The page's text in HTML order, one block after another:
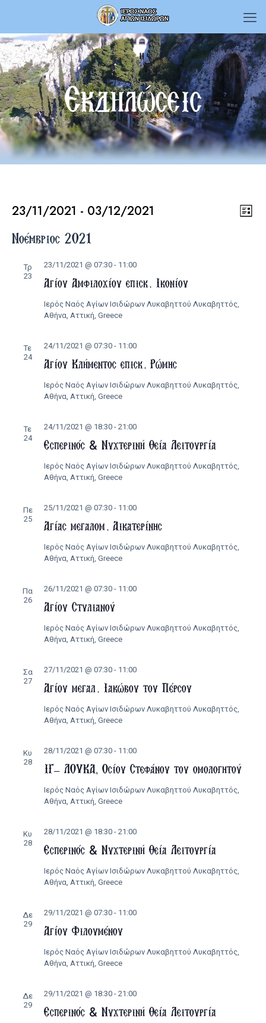
Εκδηλώσεις
Εκδηλώσεις List
23/11/2021 - 03/12/2021
date.
Νοέμβριος 2021
Τρ
23
Αγίου Αμφιλοχίου επισκ. Ικονίου
23/11/2021 @ 07:30- 11:00
Ιερός Ναός Αγίων Ισιδώρων Λυκαβηττού Λυκαβηττός,
Αθήνα, Αττική, Greece
Τε
24
Αγίου Κλήμεντος επισκ. Ρώμης
24/11/2021 @ 07:30- 11:00
Ιερός Ναός Αγίων Ισιδώρων Λυκαβηττού Λυκαβηττός,
Αθήνα, Αττική, Greece
Τε
24
Εσπερινός & Νυχτερινή Θεία Λειτουργία
24/11/2021 @ 18:30- 21:00
Ιερός Ναός Αγίων Ισιδώρων Λυκαβηττού Λυκαβηττός,
Αθήνα, Αττική, Greece
Πε
25
Αγίας μεγαλομ. Αικατερίνης
25/11/2021 @ 07:30- 11:00
Ιερός Ναός Αγίων Ισιδώρων Λυκαβηττού Λυκαβηττός,
Αθήνα, Αττική, Greece
Πα
26
Αγίου Στυλιανού
26/11/2021 @ 07:30- 11:00
Ιερός Ναός Αγίων Ισιδώρων Λυκαβηττού Λυκαβηττός,
Αθήνα, Αττική, Greece
Σα
27
Αγίου μεγαλ. Ιακώβου του Πέρσου
27/11/2021 @ 07:30- 11:00
Ιερός Ναός Αγίων Ισιδώρων Λυκαβηττού Λυκαβηττός,
Αθήνα, Αττική, Greece
Κυ
28
ΙΓ’ ΛΟΥΚΑ, Οσίου Στεφάνου του ομολογητού
28/11/2021 @ 07:30- 11:00
Ιερός Ναός Αγίων Ισιδώρων Λυκαβηττού Λυκαβηττός,
Αθήνα, Αττική, Greece
Κυ
28
Εσπερινός & Νυχτερινή Θεία Λειτουργία
28/11/2021 @ 18:30- 21:00
Ιερός Ναός Αγίων Ισιδώρων Λυκαβηττού Λυκαβηττός,
Αθήνα, Αττική, Greece
Δε
29
Αγίου Φιλουμένου
29/11/2021 @ 07:30- 11:00
Ιερός Ναός Αγίων Ισιδώρων Λυκαβηττού Λυκαβηττός,
Αθήνα, Αττική, Greece
Δε
29
Εσπερινός & Νυχτερινή Θεία Λειτουργία
29/11/2021 @ 18:30- 21:00